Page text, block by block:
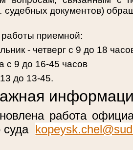
документов)
приемной:
- четверг с 9 до 18
с 9 до 16-45 часов
до 13-45.
работа
суда